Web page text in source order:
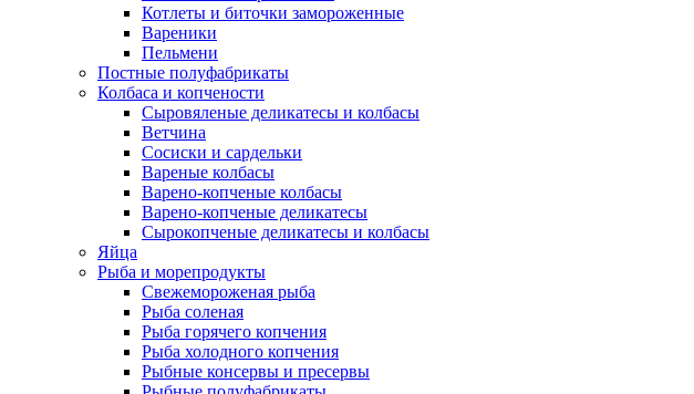
Котлеты и биточки замороженные
Вареники
Пельмени
Постные полуфабрикаты
Колбаса и копчености
Сыровяленые деликатесы и колбасы
Ветчина
Сосиски и сардельки
Вареные колбасы
Варено-копченые колбасы
Варено-копченые деликатесы
Сырокопченые деликатесы и колбасы
Яйца
Рыба и морепродукты
Свежемороженая рыба
Рыба соленая
Рыба горячего копчения
Рыба холодного копчения
Рыбные консервы и пресервы